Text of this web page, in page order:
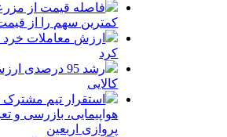
فاصله قیمت از
کمترین سهم را از قیمت
کرد
رشد 95
کالایی
استقرار تیم
هواپیمایی، بازرسی و
پروازی اربعین